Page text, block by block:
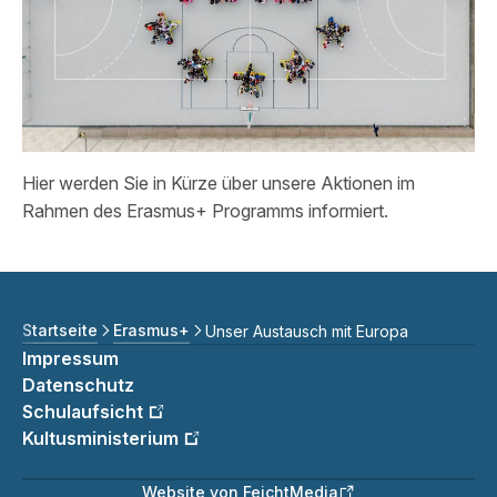
MFRS Schulmanager
Hier werden Sie in Kürze über unsere Aktionen im
Rahmen des Erasmus+ Programms informiert.
Startseite Erasmus+ Unser Austausch mit Europa
Impressum
Datenschutz
Schulaufsicht
Kultusministerium
Website von FeichtMedia